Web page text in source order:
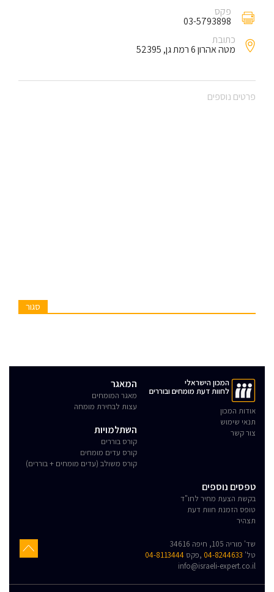
פקס
03-5793898
כתובת
מטה אהרון 6 רמת גן, 52395
פרטים נוספים
סגור
המכון הישראלי
לחוות דעת מומחים ובוררים
אודות המכון
תנאי שימוש
צור קשר
המאגר
מאגר המומחים
עצות לבחירת מומחה
השתלמויות
קורס בוררים
קורס עדים מומחים
קורס משולב (עדים מומחים + בוררים)
טפסים נוספים
בקשת הצעת מחיר לחו"ד
טופס הזמנת חוות דעת
תצהיר
שד' מוריה 105, חיפה 34616
טל' 04-8244633 ,פקס 04-8113444
info@israeli-expert.co.il